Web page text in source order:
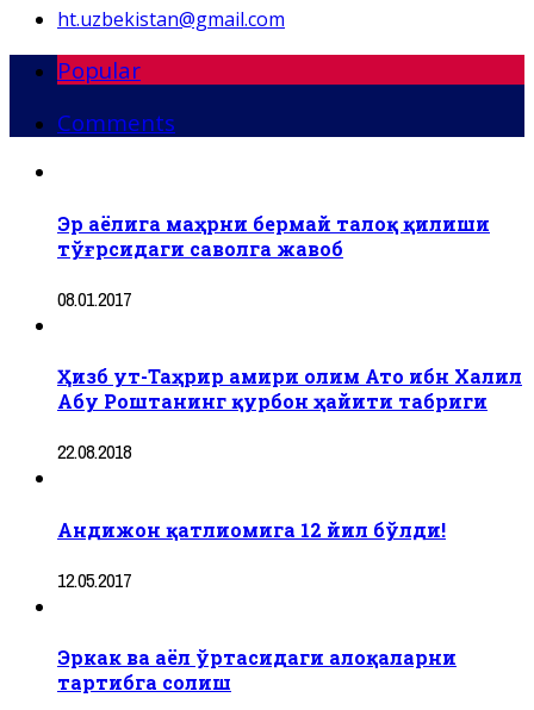
ht.uzbekistan@gmail.com
Popular
Comments
Эр аёлига маҳрни бермай талоқ қилиши
тўғрсидаги саволга жавоб
08.01.2017
Ҳизб ут-Таҳрир амири олим Ато ибн Халил
Абу Роштанинг қурбон ҳайити табриги
22.08.2018
Андижон қатлиомига 12 йил бўлди!
12.05.2017
Эркак ва аёл ўртасидаги алоқаларни
тартибга солиш